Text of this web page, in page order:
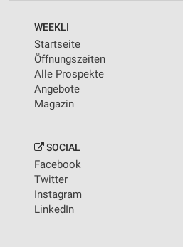
WEEKLI
Startseite
Öffnungszeiten
Alle Prospekte
Angebote
Magazin
SOCIAL
Facebook
Twitter
Instagram
LinkedIn